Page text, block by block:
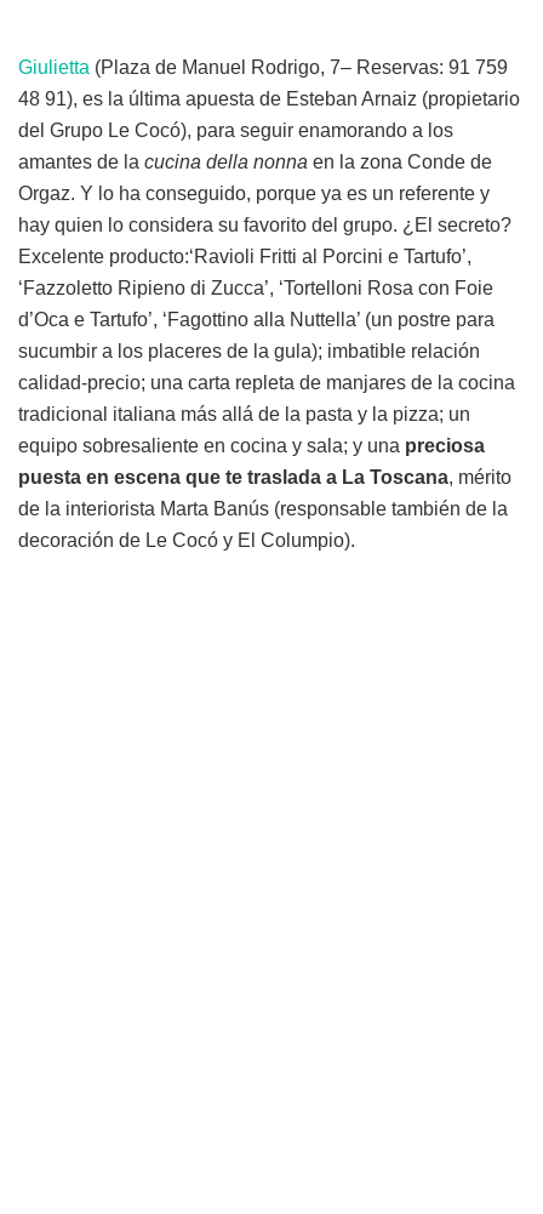
Giulietta (Plaza de Manuel Rodrigo, 7– Reservas: 91 759
48 91), es la última apuesta de Esteban Arnaiz (propietario
del Grupo Le Cocó), para seguir enamorando a los
amantes de la cucina della nonna en la zona Conde de
Orgaz. Y lo ha conseguido, porque ya es un referente y
hay quien lo considera su favorito del grupo. ¿El secreto?
Excelente producto:‘Ravioli Fritti al Porcini e Tartufo’,
‘Fazzoletto Ripieno di Zucca’, ‘Tortelloni Rosa con Foie
d’Oca e Tartufo’, ‘Fagottino alla Nuttella’ (un postre para
sucumbir a los placeres de la gula); imbatible relación
calidad-precio; una carta repleta de manjares de la cocina
tradicional italiana más allá de la pasta y la pizza; un
equipo sobresaliente en cocina y sala; y una preciosa
puesta en escena que te traslada a La Toscana, mérito
de la interiorista Marta Banús (responsable también de la
decoración de Le Cocó y El Columpio).